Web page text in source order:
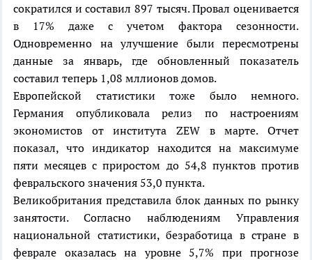
сократился и составил 897 тысяч. Провал оценивается
в 17% даже с учетом фактора сезонности.
Одновременно на улучшение были пересмотрены
данные за январь, где обновленный показатель
составил теперь 1,08 мллионов домов.
Европейской статистики тоже было немного.
Германия опубликовала релиз по настроениям
экономистов от института ZEW в марте. Отчет
показал, что индикатор находится на максимуме
пяти месяцев с приростом до 54,8 пунктов против
февральского значения 53,0 пункта.
Великобритания представила блок данных по рынку
занятости. Согласно наблюдениям Управления
национальной статистики, безработица в стране в
феврале оказалась на уровне 5,7% при прогнозе